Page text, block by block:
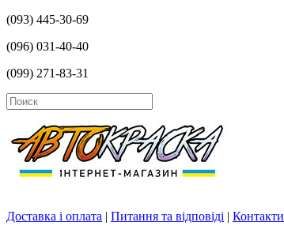
(093) 445-30-69
(096) 031-40-40
(099) 271-83-31
Доставка і оплата | Питання та відповіді | Контакти